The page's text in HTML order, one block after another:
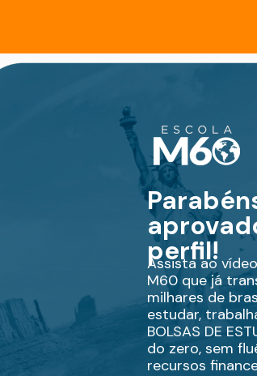
perfil!
Assista ao
M60 que já
milhares de
estudar,
BOLSAS DE
do zero, sem
recursos